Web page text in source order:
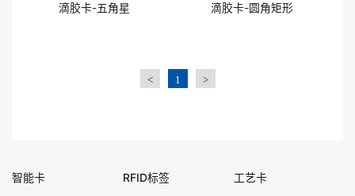
滴胶卡-五角星 滴胶卡-圆角矩形
< 1 >
智能卡 RFID标签 工艺卡